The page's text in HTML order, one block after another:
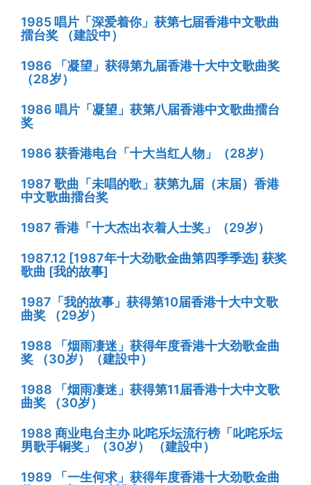
1985 唱片「深爱着你」获第七届香港中文歌曲
擂台奖 （建設中）
1986 「凝望」获得第九届香港十大中文歌曲奖
（28岁）
1986 唱片「凝望」获第八届香港中文歌曲擂台
奖
1986 获香港电台「十大当红人物」（28岁）
1987 歌曲「未唱的歌」获第九届（末届）香港
中文歌曲擂台奖
1987 香港「十大杰出衣着人士奖」（29岁）
1987.12 [1987年十大劲歌金曲第四季季选] 获奖
歌曲 [我的故事]
1987「我的故事」获得第10届香港十大中文歌
曲奖 （29岁）
1988 「烟雨凄迷」获得年度香港十大劲歌金曲
奖 （30岁）（建設中）
1988 「烟雨凄迷」获得第11届香港十大中文歌
曲奖 （30岁）
1988 商业电台主办 叱咤乐坛流行榜「叱咤乐坛
男歌手铜奖」（30岁） （建設中）
1989 「一生何求」获得年度香港十大劲歌金曲